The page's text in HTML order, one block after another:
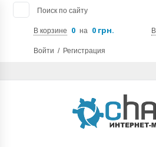
Поиск по сайту
В корзине 0 на 0 грн.
Войти / Регистрация